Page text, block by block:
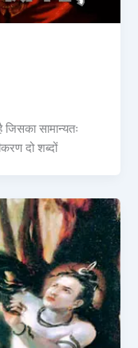
सामान्यतः
दो शब्दों